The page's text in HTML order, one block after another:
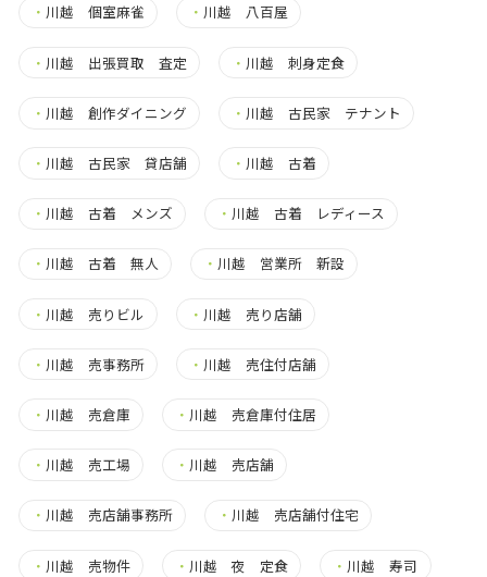
・ 川越 個室麻雀 ・ 川越 八百屋
・ 川越 出張買取 査定 ・ 川越 刺身定食
・ 川越 創作ダイニング ・ 川越 古民家 テナント
・ 川越 古民家 貸店舗 ・ 川越 古着
・ 川越 古着 メンズ ・ 川越 古着 レディース
・ 川越 古着 無人 ・ 川越 営業所 新設
・ 川越 売りビル ・ 川越 売り店舗
・ 川越 売事務所 ・ 川越 売住付店舗
・ 川越 売倉庫 ・ 川越 売倉庫付住居
・ 川越 売工場 ・ 川越 売店舗
・ 川越 売店舗事務所 ・ 川越 売店舗付住宅
・ 川越 売物件 ・ 川越 夜 定食 ・ 川越 寿司